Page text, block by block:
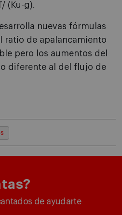
(Ku-g).
nuevas fórmulas
ratio de apalancamiento
pero los aumentos del
diferente al del flujo de
de ayudarte